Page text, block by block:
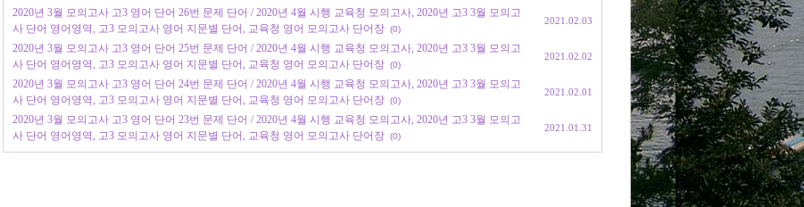
2020년 3월 모의고사 고3 영어 단어 26번 문제 단어 / 2020년 4월 시행 교육청 모의고사, 2020년 고3 3월 모의고
사 단어 영어영역, 고3 모의고사 영어 지문별 단어, 교육청 영어 모의고사 단어장 (0)
2021.02.03
2020년 3월 모의고사 고3 영어 단어 25번 문제 단어 / 2020년 4월 시행 교육청 모의고사, 2020년 고3 3월 모의고
사 단어 영어영역, 고3 모의고사 영어 지문별 단어, 교육청 영어 모의고사 단어장 (0)
2021.02.02
2020년 3월 모의고사 고3 영어 단어 24번 문제 단어 / 2020년 4월 시행 교육청 모의고사, 2020년 고3 3월 모의고
사 단어 영어영역, 고3 모의고사 영어 지문별 단어, 교육청 영어 모의고사 단어장 (0)
2021.02.01
2020년 3월 모의고사 고3 영어 단어 23번 문제 단어 / 2020년 4월 시행 교육청 모의고사, 2020년 고3 3월 모의고
사 단어 영어영역, 고3 모의고사 영어 지문별 단어, 교육청 영어 모의고사 단어장 (0)
2021.01.31